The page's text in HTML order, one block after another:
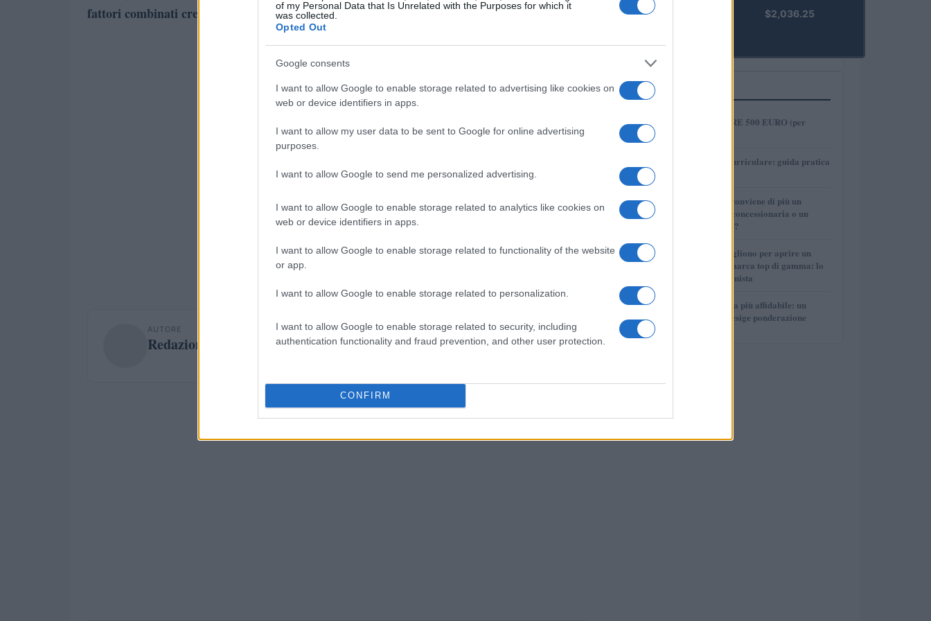
of my Personal Data that Is Unrelated with the Purposes for which it
was collected.
Opted Out
Google consents
I want to allow Google to enable storage related to advertising like cookies on
web or device identifiers in apps.
I want to allow my user data to be sent to Google for online advertising
purposes.
I want to allow Google to send me personalized advertising.
I want to allow Google to enable storage related to analytics like cookies on
web or device identifiers in apps.
I want to allow Google to enable storage related to functionality of the website
or app.
I want to allow Google to enable storage related to personalization.
I want to allow Google to enable storage related to security, including
authentication functionality and fraud prevention, and other user protection.
CONFIRM
fattori combinati creeranno un contesto dinamico per gli investitori e gli analisti economici.
AUTORE
Redazione
PRIME)
$2,036.25
PIÙ LETTI
1
COME INVESTIRE 500 EURO (per
2
Tirocinio extra-curriculare: guida pratica
3
Per le auto usate conviene di più un
finanziamento in concessionaria o un
prestito personale?
4
Quanti soldi ci vogliono per aprire un
autosalone multimarca top di gamma: lo
spiega il professionista
5
La macchina usata più affidabile: un
investimento che esige ponderazione